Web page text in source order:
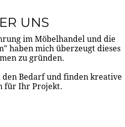
UNS
im Möbelhandel und die
haben mich überzeugt dieses
zu gründen.
Bedarf und finden kreative
für Ihr Projekt.